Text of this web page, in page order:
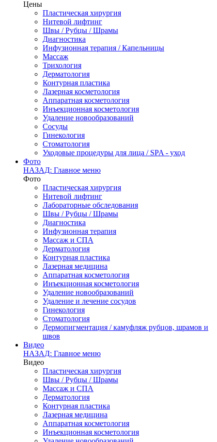
Цены
Пластическая хирургия
Нитевой лифтинг
Швы / Рубцы / Шрамы
Диагностика
Инфузионная терапия / Капельницы
Массаж
Трихология
Дерматология
Контурная пластика
Лазерная косметология
Аппаратная косметология
Инъекционная косметология
Удаление новообразований
Сосуды
Гинекология
Стоматология
Уходовые процедуры для лица / SPA - уход
Фото
НАЗАД: Главное меню
Фото
Пластическая хирургия
Нитевой лифтинг
Лабораторные обследования
Швы / Рубцы / Шрамы
Диагностика
Инфузионная терапия
Массаж и СПА
Дерматология
Контурная пластика
Лазерная медицина
Аппаратная косметология
Инъекционная косметология
Удаление новообразований
Удаление и лечение сосудов
Гинекология
Стоматология
Дермопигментация / камуфляж рубцов, шрамов и
швов
Видео
НАЗАД: Главное меню
Видео
Пластическая хирургия
Швы / Рубцы / Шрамы
Массаж и СПА
Дерматология
Контурная пластика
Лазерная медицина
Аппаратная косметология
Инъекционная косметология